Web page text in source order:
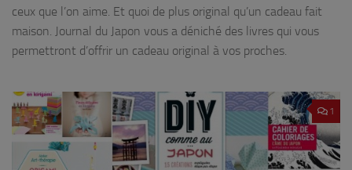
ceux que l’on aime. Et quoi de plus original qu’un cadeau fait
maison. Journal du Japon vous a déniché des livres qui vous
permettront d’offrir un cadeau original à vos proches.
1